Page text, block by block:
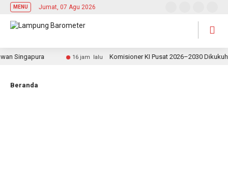
MENU Jumat, 07 Agu 2026
Singapura 16 jam lalu Komisioner KI Pusat 2026–2030
Beranda